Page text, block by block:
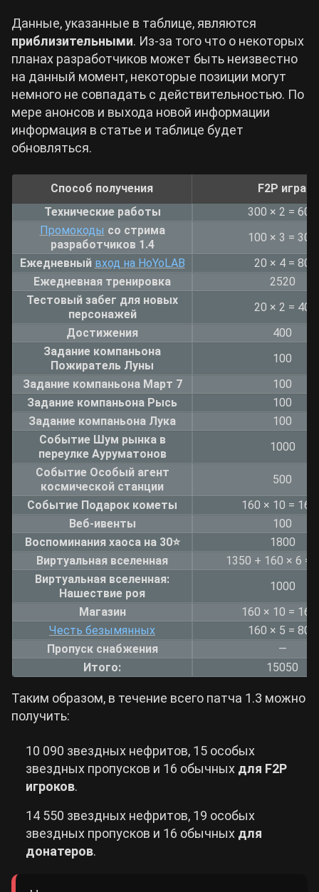
Данные, указанные в таблице, являются
приблизительными. Из-за того что о некоторых
планах разработчиков может быть неизвестно
на данный момент, некоторые позиции могут
немного не совпадать с действительностью. По
мере анонсов и выхода новой информации
информация в статье и таблице будет
обновляться.
Способ получения
F2P игра
Технические работы
300 × 2 = 600
Промокоды со стрима
разработчиков 1.4
100 × 3 = 300
Ежедневный вход на HoYoLAB
20 × 4 = 80
Ежедневная тренировка
2520
Тестовый забег для новых
персонажей
20 × 2 = 40
Достижения
400
Задание компаньона
Пожиратель Луны
100
Задание компаньона Март 7
100
Задание компаньона Рысь
100
Задание компаньона Лука
100
Событие Шум рынка в
переулке Ауруматонов
1000
Событие Особый агент
космической станции
500
Событие Подарок кометы
160 × 10 =
Веб-ивенты
100
Воспоминания хаоса на 30⭐️
1800
Виртуальная вселенная
1350 + 160 × 6 =
Виртуальная вселенная:
Нашествие роя
1000
Магазин
160 × 10 =
Честь безымянных
160 × 5 = 800
Пропуск снабжения
—
Итого:
15050
Таким образом, в течение всего патча 1.3 можно
получить:
10 090 звездных нефритов, 15 особых
звездных пропусков и 16 обычных для F2P
игроков.
14 550 звездных нефритов, 19 особых
звездных пропусков и 16 обычных для
донатеров.